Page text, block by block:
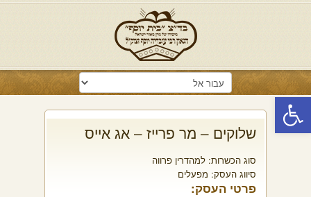
פתח סרגל נגישות
שלוקים – מר פרייז – אג אייס
סוג הכשרות: למהדרין פרווה
סיווג העסק: מפעלים
פרטי העסק: